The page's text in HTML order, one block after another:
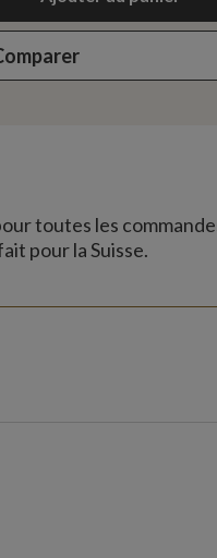
toutes les
pour la Suisse.